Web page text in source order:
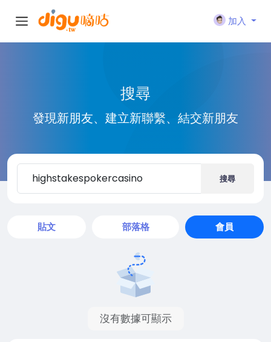
加入
搜尋
發現新朋友、建立新聯繫、結交新朋友
搜尋
貼文 部落格 會員
沒有數據可顯示